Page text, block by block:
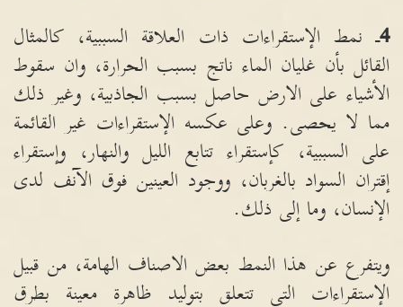
4ـ نمط الإستقراءات ذات العلاقة السببية، كالمثال
القائل بأن غليان الماء ناتج بسبب الحرارة، وان سقوط
الأشياء على الارض حاصل بسبب الجاذبية، وغير ذلك
مما لا يحصى. وعلى عكسه الإستقراءات غير القائمة
على السببية، كإستقراء تتابع الليل والنهار، وإستقراء
إقتران السواد بالغربان، ووجود العينين فوق الآنف لدى
الإنسان، وما إلى ذلك.
ويتفرع عن هذا النمط بعض الاصناف الهامة، من قبيل
الإستقراءات التي تتعلق بتوليد ظاهرة معينة بطرق